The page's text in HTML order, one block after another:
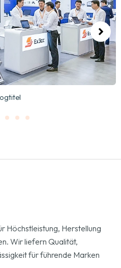
Höchstleistung, Herstellung
Wir liefern Qualität,
für führende Marken